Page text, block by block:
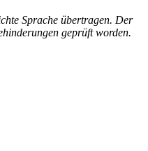
Sprache übertragen. Der
geprüft worden.